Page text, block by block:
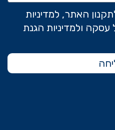
האתר, למדיניות
עסקה ולמדיניות הגנת